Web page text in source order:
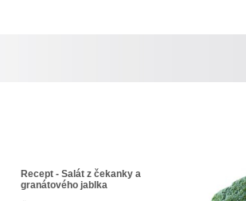
Recept - Salát z čekanky a
granátového jablka